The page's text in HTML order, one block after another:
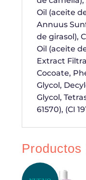
Oil (aceite
Annuus
de girasol),
Oil (aceite
Extract
Cocoate,
Glycol,
Glycol,
61570), (CI
Productos